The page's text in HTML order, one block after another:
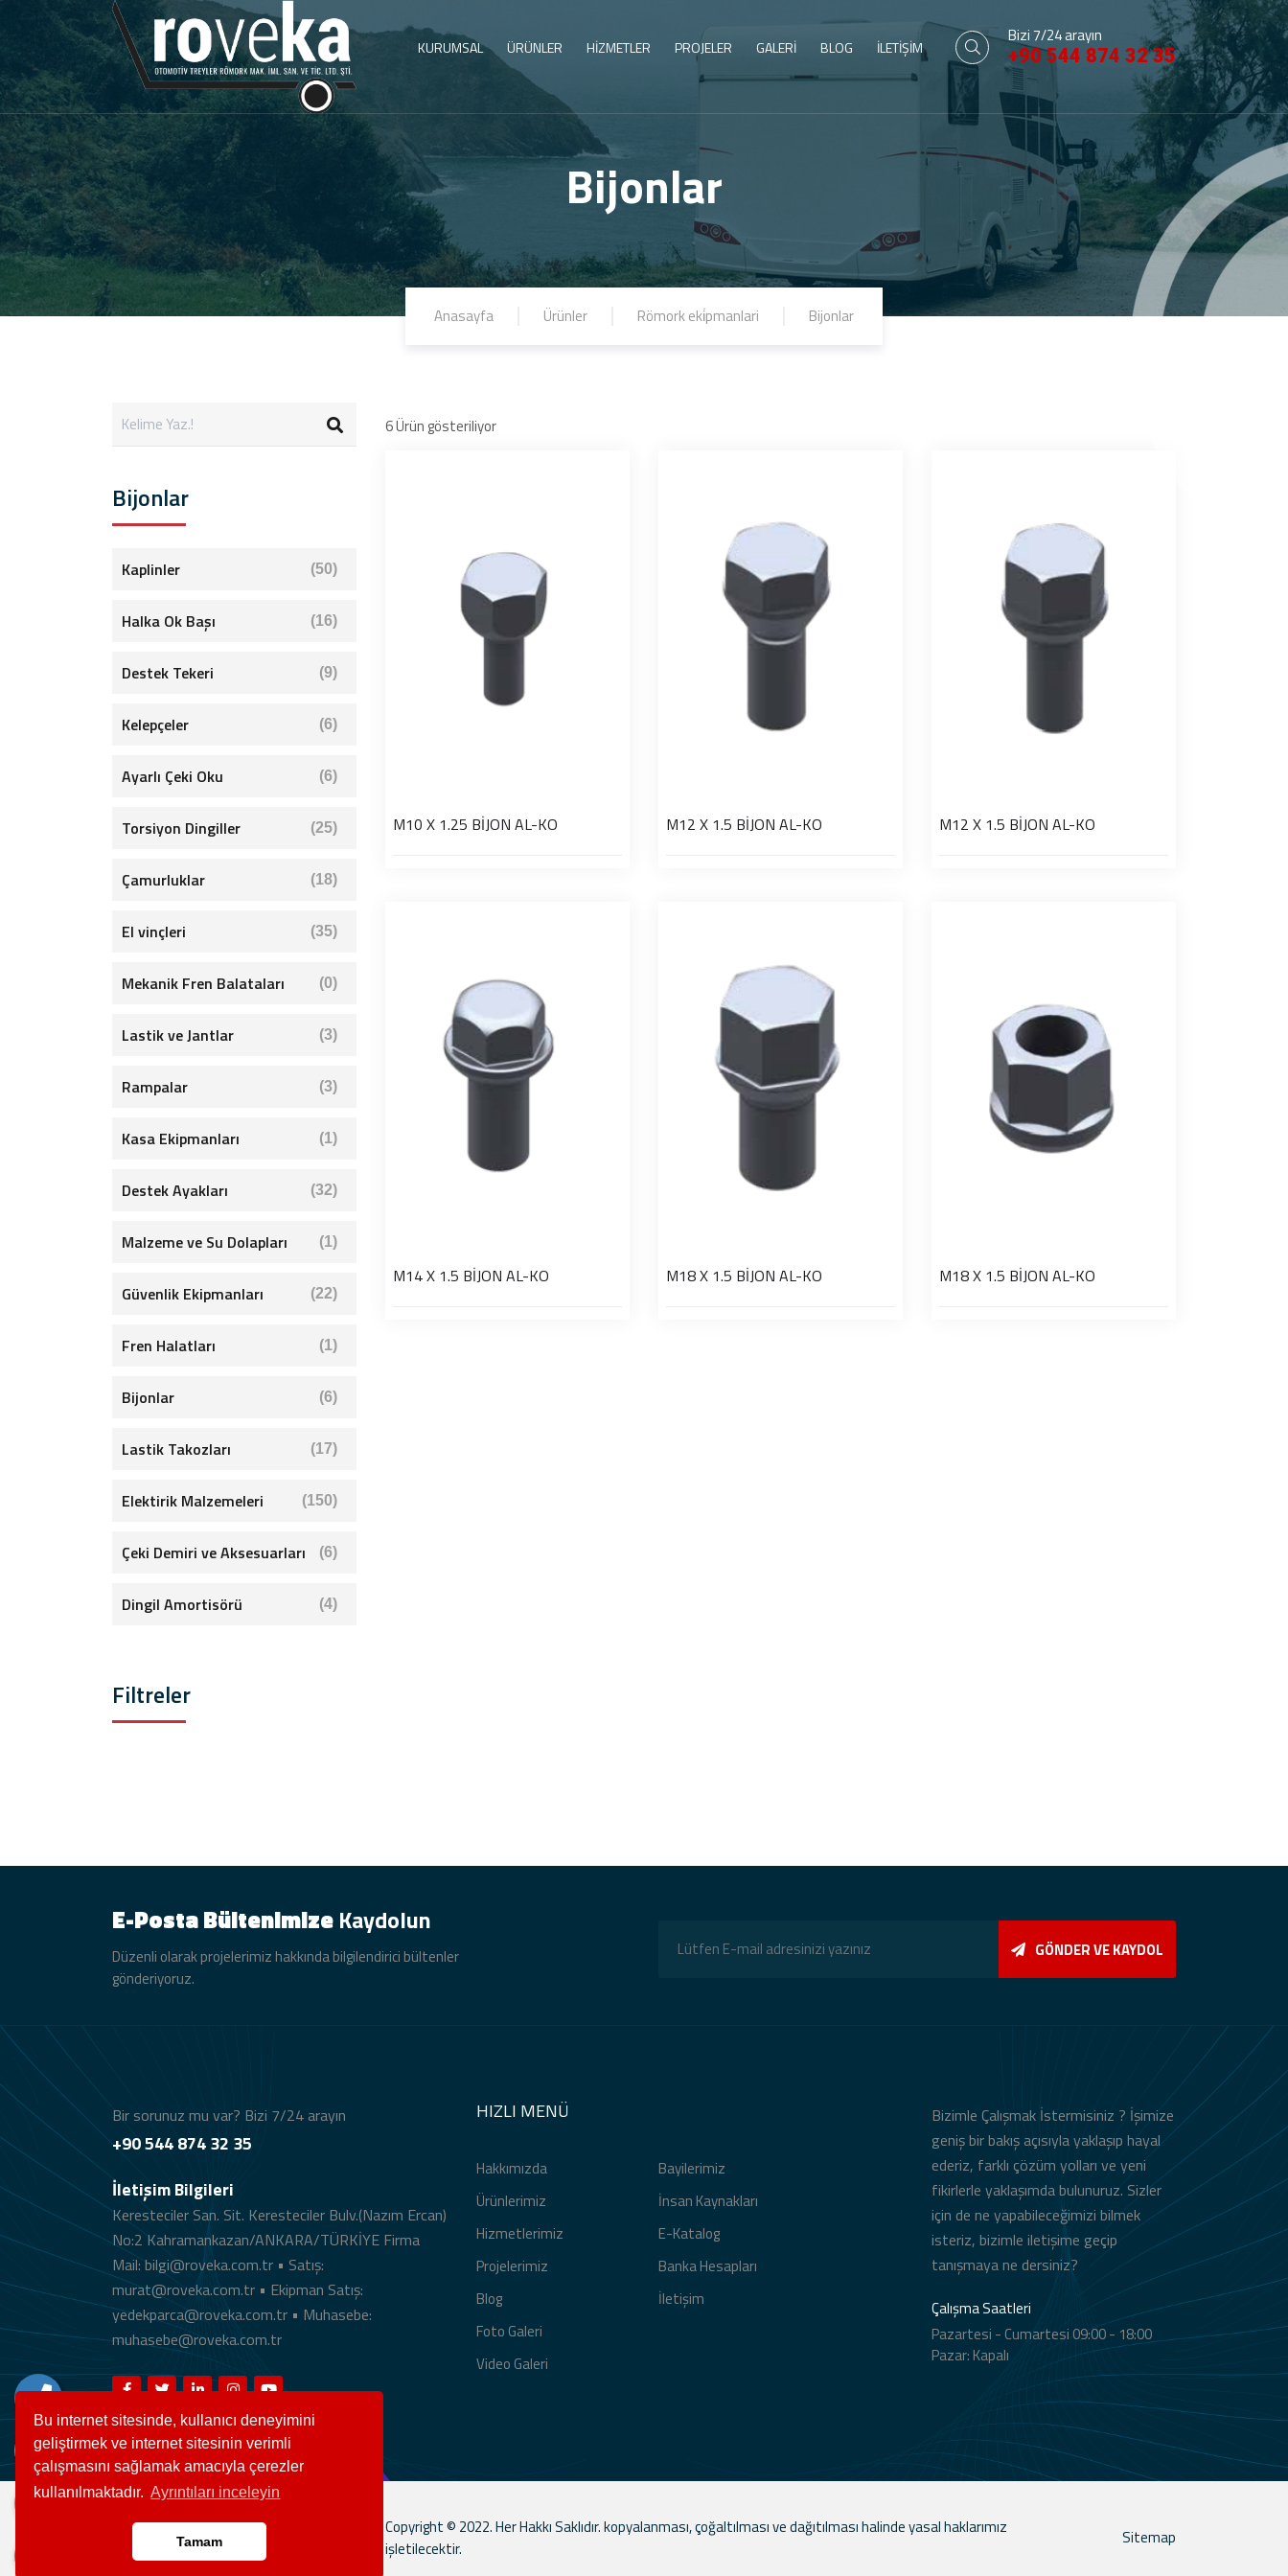
Bu internet sitesinde, kullanıcı deneyimini
geliştirmek ve internet sitesinin verimli
çalışmasını sağlamak amacıyla çerezler
kullanılmaktadır. Ayrıntıları inceleyin
Tamam
KURUMSAL ÜRÜNLER HİZMETLER PROJELER GALERİ BLOG İLETİŞİM
Bizi 7/24 arayın
+90 544 874 32 35
Bijonlar
Anasayfa Ürünler Römork eki̇pmanlari Bijonlar
Bijonlar
Kaplinler (50)
Halka Ok Başı (16)
Destek Tekeri (9)
Kelepçeler (6)
Ayarlı Çeki Oku (6)
Torsiyon Dingiller (25)
Çamurluklar (18)
El vinçleri (35)
Mekanik Fren Balataları (0)
Lastik ve Jantlar (3)
Rampalar (3)
Kasa Ekipmanları (1)
Destek Ayakları (32)
Malzeme ve Su Dolapları (1)
Güvenlik Ekipmanları (22)
Fren Halatları (1)
Bijonlar (6)
Lastik Takozları (17)
Elektirik Malzemeleri (150)
Çeki Demiri ve Aksesuarları (6)
Dingil Amortisörü (4)
Filtreler
6Ürün gösteriliyor
M10 X 1.25 BİJON AL-KO M12 X 1.5 BİJON AL-KO M12 X 1.5 BİJON AL-KO
M14 X 1.5 BİJON AL-KO M18 X 1.5 BİJON AL-KO M18 X 1.5 BİJON AL-KO
E-Posta BültenimizeKaydolun
Düzenli olarak projelerimiz hakkında bilgilendirici bültenler
gönderiyoruz.
GÖNDER VE KAYDOL
Bir sorunuz mu var? Bizi 7/24 arayın
+90 544 874 32 35
İletişim Bilgileri
Keresteciler San. Sit. Keresteciler Bulv.(Nazım Ercan)
No:2 Kahramankazan/ANKARA/TÜRKİYE Firma
Mail: bilgi@roveka.com.tr • Satış:
murat@roveka.com.tr • Ekipman Satış:
yedekparca@roveka.com.tr • Muhasebe:
muhasebe@roveka.com.tr
HIZLI MENÜ
Hakkımızda
Ürünlerimiz
Hizmetlerimiz
Projelerimiz
Blog
Foto Galeri
Video Galeri
Bayilerimiz
İnsan Kaynakları
E-Katalog
Banka Hesapları
İletişim
Bizimle Çalışmak İstermisiniz ? İşimize
geniş bir bakış açısıyla yaklaşıp hayal
ederiz, farklı çözüm yolları ve yeni
fikirlerle yaklaşımda bulunuruz. Sizler
için de ne yapabileceğimizi bilmek
isteriz, bizimle iletişime geçip
tanışmaya ne dersiniz?
Çalışma Saatleri
Pazartesi - Cumartesi 09:00 - 18:00
Pazar: Kapalı
Copyright © 2022. Her Hakkı Saklıdır. kopyalanması, çoğaltılması ve dağıtılması halinde yasal haklarımız
işletilecektir.
Sitemap